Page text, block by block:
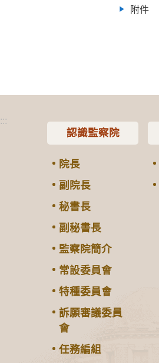
附件
:::
認識監察院
院長
副院長
秘書長
副秘書長
監察院簡介
常設委員會
特種委員會
訴願審議委員
會
任務編組